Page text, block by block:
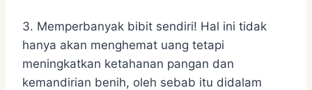
3. Memperbanyak bibit sendiri! Hal ini tidak
hanya akan menghemat uang tetapi
meningkatkan ketahanan pangan dan
kemandirian benih, oleh sebab itu didalam